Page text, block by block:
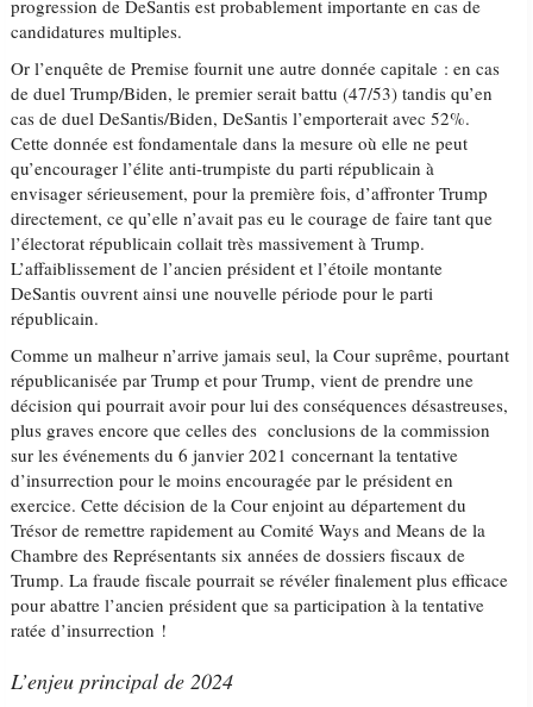
progression de DeSantis est probablement importante en cas de
candidatures multiples.
Or l’enquête de Premise fournit une autre donnée capitale : en cas
de duel Trump/Biden, le premier serait battu (47/53) tandis qu’en
cas de duel DeSantis/Biden, DeSantis l’emporterait avec 52%.
Cette donnée est fondamentale dans la mesure où elle ne peut
qu’encourager l’élite anti-trumpiste du parti républicain à
envisager sérieusement, pour la première fois, d’affronter Trump
directement, ce qu’elle n’avait pas eu le courage de faire tant que
l’électorat républicain collait très massivement à Trump.
L’affaiblissement de l’ancien président et l’étoile montante
DeSantis ouvrent ainsi une nouvelle période pour le parti
républicain.
Comme un malheur n’arrive jamais seul, la Cour suprême, pourtant
républicanisée par Trump et pour Trump, vient de prendre une
décision qui pourrait avoir pour lui des conséquences désastreuses,
plus graves encore que celles des conclusions de la commission
sur les événements du 6 janvier 2021 concernant la tentative
d’insurrection pour le moins encouragée par le président en
exercice. Cette décision de la Cour enjoint au département du
Trésor de remettre rapidement au Comité Ways and Means de la
Chambre des Représentants six années de dossiers fiscaux de
Trump. La fraude fiscale pourrait se révéler finalement plus efficace
pour abattre l’ancien président que sa participation à la tentative
ratée d’insurrection !
L’enjeu principal de 2024